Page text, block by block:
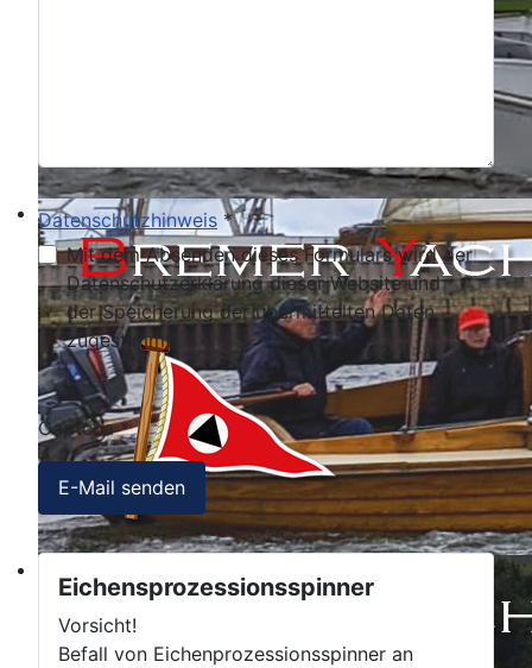
Datenschutzhinweis *
Datenschutzhinweis
Mit dem Absenden dieses Formulars wird der
Datenschutzerklärung dieser Website und
der Speicherung der übermittelten Daten
zugestimmt.
Captcha*
E-Mail senden
Eichensprozessionsspinner
Vorsicht!
Befall von Eichenprozessionsspinner an